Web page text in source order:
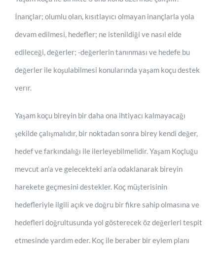
İnançlar; olumlu olan, kısıtlayıcı olmayan inançlarla yola
devam edilmesi, hedefler; ne istenildiği ve nasıl elde
edileceği, değerler; -değerlerin tanınması ve hedefe bu
değerler ile koşulabilmesi konularında yaşam koçu destek
verır.
Yaşam koçu bireyin bir daha ona ihtiyacı kalmayacağı
şekilde çalışmalıdır, bir noktadan sonra birey kendi değer,
hedef ve farkındalığı ile ilerleyebilmelidir. Yaşam Koçluğu
mevcut an’a ve gelecekteki an’a odaklanarak bireyin
harekete geçmesini destekler. Koç müşterisinin
hedefleriyle ilgili açık ve doğru bir fikre sahip olmasına ve
hedefleri doğrultusunda yol gösterecek öz değerleri tespit
etmesinde yardım eder. Koç ile beraber bir eylem planı